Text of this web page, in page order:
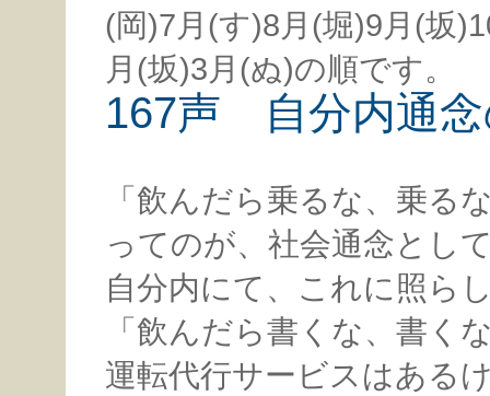
(岡)7月(す)8月(堀)9月(坂
月(坂)3月(ぬ)の順です。
167声 自分内通念
「飲んだら乗るな、乗る
ってのが、社会通念とし
自分内にて、これに照ら
「飲んだら書くな、書く
運転代行サービスはある